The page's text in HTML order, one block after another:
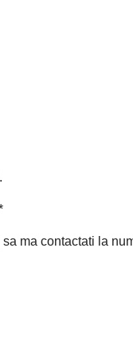
ma contactati la